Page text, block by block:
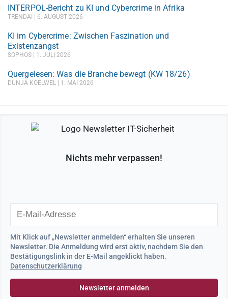
INTERPOL-Bericht zu KI und Cybercrime in Afrika
TRENDAI 6. AUGUST 2026
KI im Cybercrime: Zwischen Faszination und
Existenzangst
SOPHOS 1. JULI 2026
Quergelesen: Was die Branche bewegt (KW 18/26)
DUNJA KOELWEL 1. MAI 2026
Nichts mehr verpassen!
Mit Klick auf „Newsletter anmelden“ erhalten Sie unseren
Newsletter. Die Anmeldung wird erst aktiv, nachdem Sie den
Bestätigungslink in der E-Mail angeklickt haben.
Datenschutzerklärung